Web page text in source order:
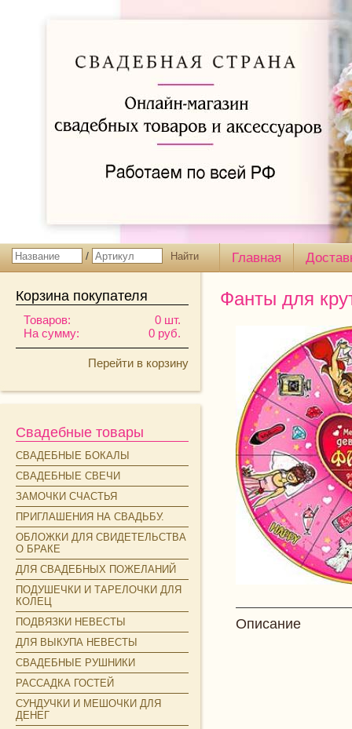
/ Главная
Корзина покупателя
Товаров:
На сумму:
0 шт.
0 руб.
Перейти в корзину
Свадебные товары
СВАДЕБНЫЕ БОКАЛЫ
СВАДЕБНЫЕ СВЕЧИ
ЗАМОЧКИ СЧАСТЬЯ
ПРИГЛАШЕНИЯ НА СВАДЬБУ.
ОБЛОЖКИ ДЛЯ СВИДЕТЕЛЬСТВА
О БРАКЕ
ДЛЯ СВАДЕБНЫХ ПОЖЕЛАНИЙ
ПОДУШЕЧКИ И ТАРЕЛОЧКИ ДЛЯ
КОЛЕЦ
ПОДВЯЗКИ НЕВЕСТЫ
ДЛЯ ВЫКУПА НЕВЕСТЫ
СВАДЕБНЫЕ РУШНИКИ
РАССАДКА ГОСТЕЙ
СУНДУЧКИ И МЕШОЧКИ ДЛЯ
ДЕНЕГ
Фанты для
Описание